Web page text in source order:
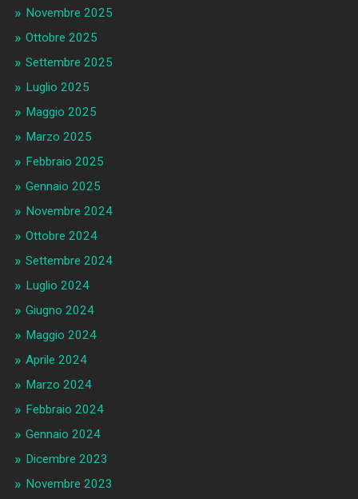
Novembre 2025
Ottobre 2025
Settembre 2025
Luglio 2025
Maggio 2025
Marzo 2025
Febbraio 2025
Gennaio 2025
Novembre 2024
Ottobre 2024
Settembre 2024
Luglio 2024
Giugno 2024
Maggio 2024
Aprile 2024
Marzo 2024
Febbraio 2024
Gennaio 2024
Dicembre 2023
Novembre 2023